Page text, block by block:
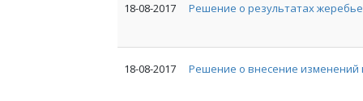
18-08-2017 Решение о результатах
18-08-2017 Решение о внесение изменений